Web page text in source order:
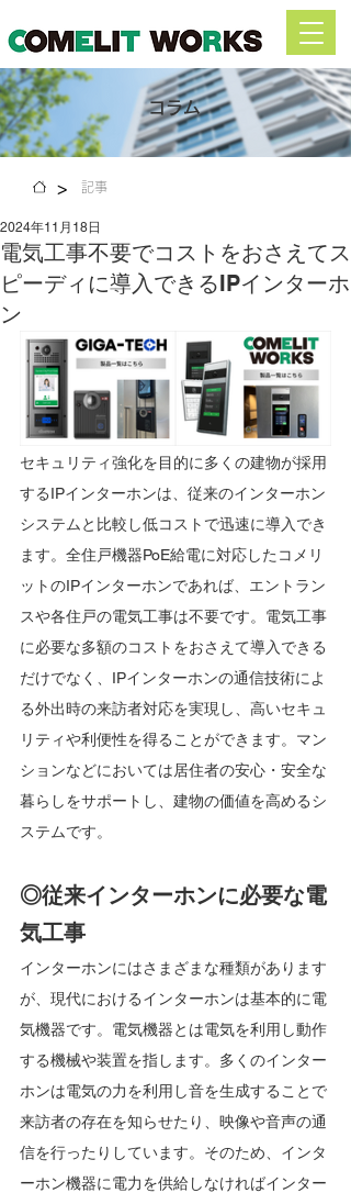
​コラム
> 記事
電気工事不要でコストをおさえてス
ピーディに導入できるIPインターホ
ン
2024年11月18日
セキュリティ強化を目的に多くの建物が採用
するIPインターホンは、従来のインターホン
システムと比較し低コストで迅速に導入でき
ます。全住戸機器PoE給電に対応したコメリ
ットのIPインターホンであれば、エントラン
スや各住戸の電気工事は不要です。電気工事
に必要な多額のコストをおさえて導入できる
だけでなく、IPインターホンの通信技術によ
る外出時の来訪者対応を実現し、高いセキュ
リティや利便性を得ることができます。マン
ションなどにおいては居住者の安心・安全な
暮らしをサポートし、建物の価値を高めるシ
ステムです。
◎従来インターホンに必要な電
気工事
インターホンにはさまざまな種類があります
が、現代におけるインターホンは基本的に電
気機器です。電気機器とは電気を利用し動作
する機械や装置を指します。多くのインター
ホンは電気の力を利用し音を生成することで
来訪者の存在を知らせたり、映像や音声の通
信を行ったりしています。そのため、インタ
ーホン機器に電力を供給しなければインター